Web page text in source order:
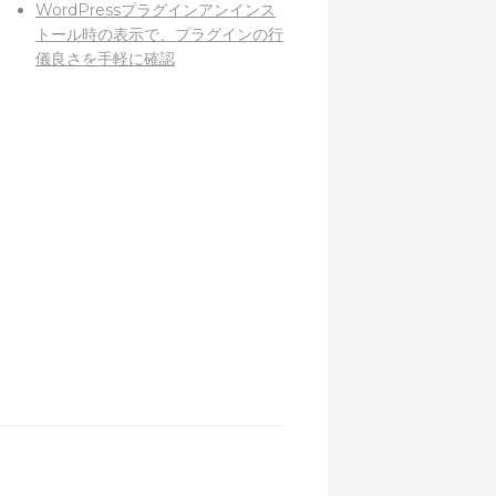
WordPressプラグインアンインス
トール時の表示で、プラグインの行
儀良さを手軽に確認